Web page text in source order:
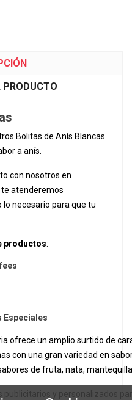
PRODUCTO
Bolitas de Anís Blancas
a anís.
con nosotros en
te atenderemos
necesario para que tu
productos:
Especiales
ofrece un amplio surtido de
con una gran variedad en
de fruta, nata,
y personalizados